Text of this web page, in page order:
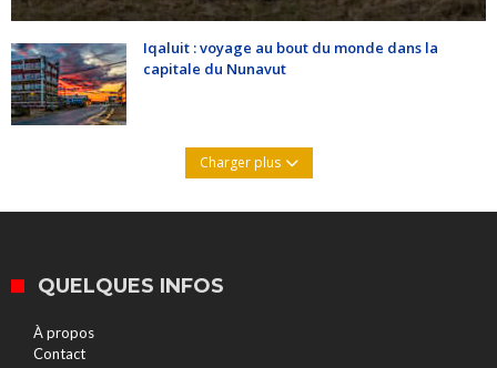
Iqaluit : voyage au bout du monde dans la
capitale du Nunavut
Charger plus
QUELQUES INFOS
À propos
Contact